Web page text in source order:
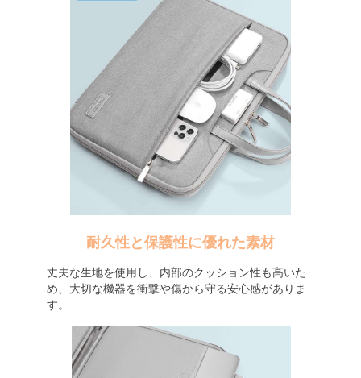
耐久性と保護性に優れた素材
丈夫な生地を使用し、内部のクッション性も高いた
め、大切な機器を衝撃や傷から守る安心感がありま
す。